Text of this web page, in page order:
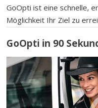
GoOpti ist eine schnelle,
Möglichkeit Ihr Ziel zu
GoOpti in 90